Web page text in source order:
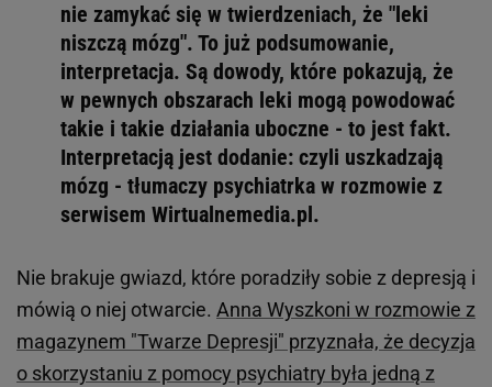
nie zamykać się w twierdzeniach, że "leki
niszczą mózg". To już podsumowanie,
interpretacja. Są dowody, które pokazują, że
w pewnych obszarach leki mogą powodować
takie i takie działania uboczne - to jest fakt.
Interpretacją jest dodanie: czyli uszkadzają
mózg - tłumaczy psychiatrka w rozmowie z
serwisem Wirtualnemedia.pl.
Nie brakuje gwiazd, które poradziły sobie z depresją i
mówią o niej otwarcie. Anna Wyszkoni w rozmowie z
magazynem "Twarze Depresji" przyznała, że decyzja
o skorzystaniu z pomocy psychiatry była jedną z